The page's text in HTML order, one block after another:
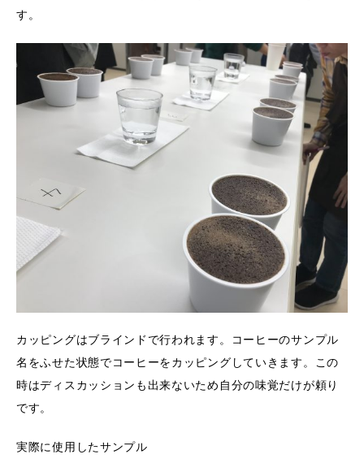
す。
カッピングはブラインドで行われます。コーヒーのサンプル
名をふせた状態でコーヒーをカッピングしていきます。この
時はディスカッションも出来ないため自分の味覚だけが頼り
です。
実際に使用したサンプル